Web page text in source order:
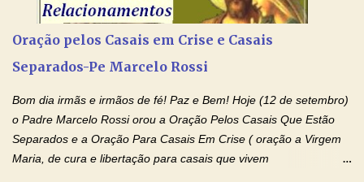
recorro a vós como intercessora entre a Bondade Divina e as
entregueis nas mãos do Santíssimo o meu pedido urgente (Fazer
o pedido). Acolhei, Nhá Chica, no vosso coração bondoso as
Oração pelos Casais em Crise e Casais
Separados-Pe Marcelo Rossi
Bom dia irmãs e irmãos de fé! Paz e Bem! Hoje (12 de setembro)
o Padre Marcelo Rossi orou a Oração Pelos Casais Que Estão
Separados e a Oração Para Casais Em Crise ( oração a Virgem
Maria, de cura e libertação para casais que vivem